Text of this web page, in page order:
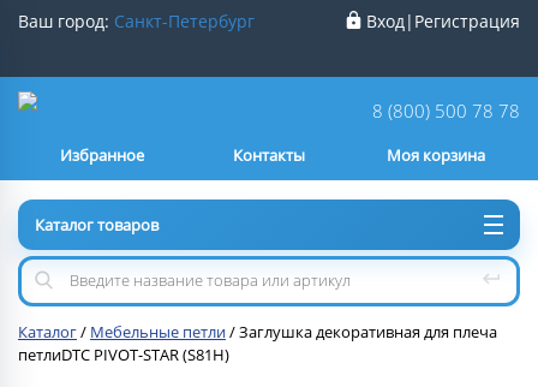
Ваш город: Санкт-Петербург
Нет
Вход| Регистрация
8 (800) 500 78 78
Контакты
Избранное Моя корзина
Каталог товаров
Каталог/ Мебельные петли/Заглушка декоративная для плеча
петлиDTC PIVOT-STAR (S81H)